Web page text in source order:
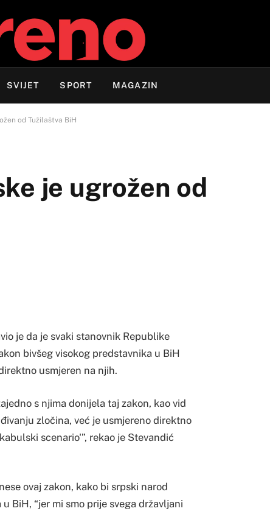
SVIJET SPORT MAGAZIN
od Tužilaštva BiH
je ugrožen od
je da je svaki stanovnik Republike
bivšeg visokog predstavnika u BiH
usmjeren na njih.
s njima donijela taj zakon, kao vid
zločina, već je usmjereno direktno
scenario'”, rekao je Stevandić
ovaj zakon, kako bi srpski narod
BiH, “jer mi smo prije svega državljani